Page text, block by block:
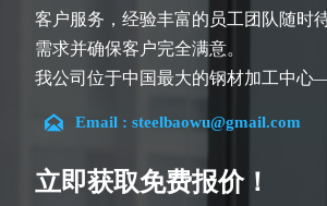
客户服务，经验丰富的员工团队随时
需求并确保客户完全满意。
我公司位于中国最大的钢材加工中
富经验，熟悉CE、SGS等多种硅钢
特殊需求进行设计定制，并确保安全
理价格。目前我们已逐步扩展至五座
 Email : steelbaowu@gmail.com
立即获取免费报价！